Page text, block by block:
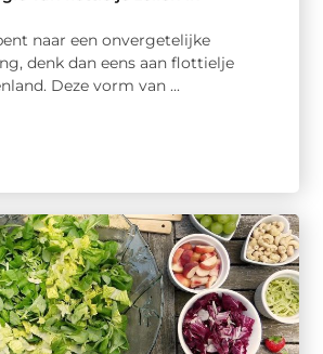
naar een onvergetelijke
denk dan eens aan flottielje
Deze vorm van ...